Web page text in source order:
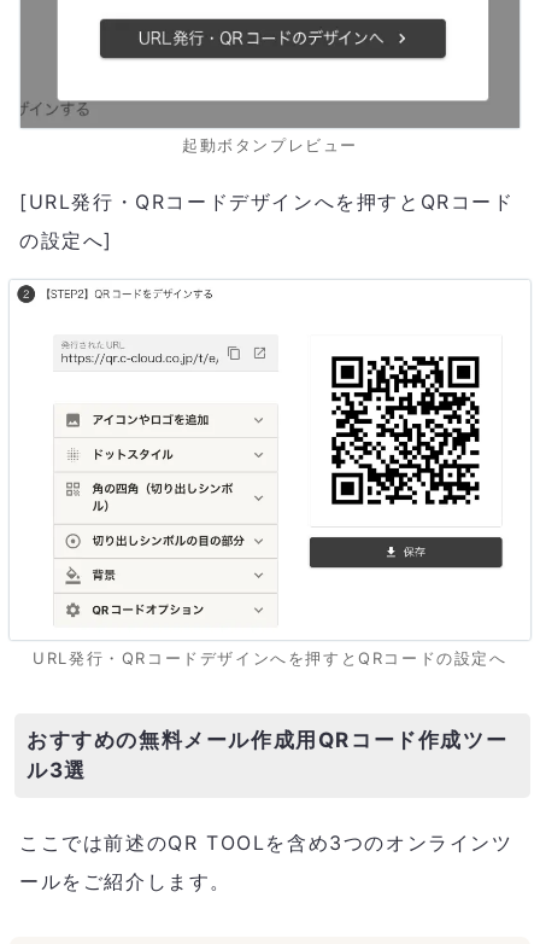
起動ボタンプレビュー
[URL発行・QRコードデザインへを押すとQRコード
の設定へ]
URL発行・QRコードデザインへを押すとQRコードの設定へ
おすすめの無料メール作成用QRコード作成ツー
ル3選
ここでは前述のQR TOOLを含め3つのオンラインツ
ールをご紹介します。